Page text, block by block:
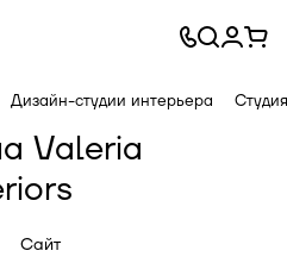
Дизайн-студии интерьера
Valeria
Сайт